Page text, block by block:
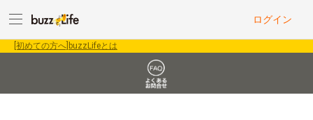
ログイン
[初めての方へ]buzzLifeとは